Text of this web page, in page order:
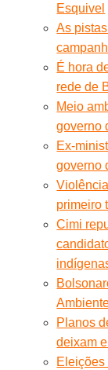
Esquivel
As
É hora
rede de
Meio
governo
Ex-
governo
primeiro
Cimi
Planos
deixam
Eleições